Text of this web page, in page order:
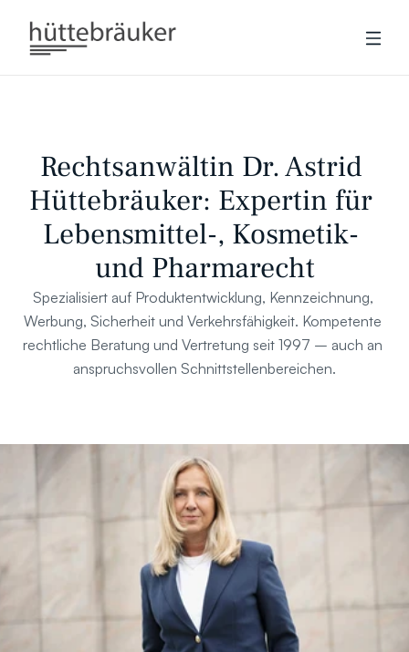
Rechtsanwältin Dr. Astrid
Hüttebräuker: Expertin für
Lebensmittel-, Kosmetik-
und Pharmarecht
Spezialisiert auf Produktentwicklung, Kennzeichnung,
Werbung, Sicherheit und Verkehrsfähigkeit. Kompetente
rechtliche Beratung und Vertretung seit 1997 – auch an
anspruchsvollen Schnittstellenbereichen.